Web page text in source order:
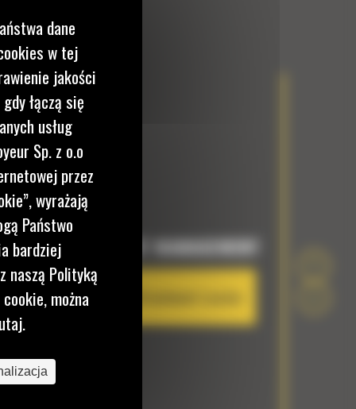
EQUIPMENT MANAGEMENT
Cat PL161 Attachment Locator
dane
w tej
jakości
łączą się
usług
Sp. z o.o
przez
wyrażają
Państwo
bardziej
naszą Polityką
można